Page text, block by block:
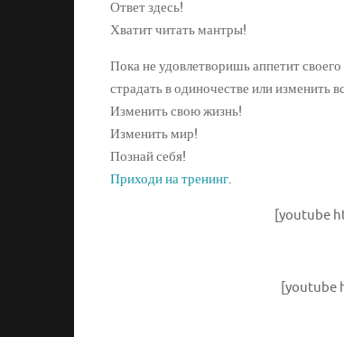
Ответ здесь!
Хватит читать мантры!
Пока не удовлетворишь аппетит
страдать в одиночестве или изменить
Изменить свою жизнь!
Изменить мир!
Познай себя!
Приходи на тренинг.
[youtube
[youtube